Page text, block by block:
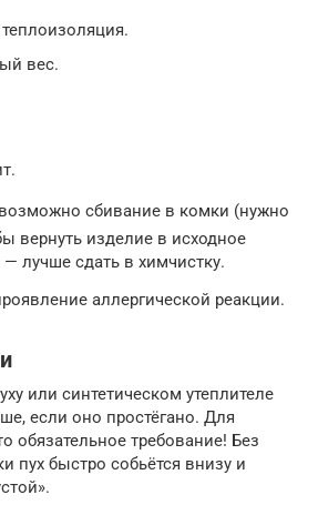
вес.
сбивание в комки (нужно
вернуть изделие в исходное
лучше сдать в химчистку.
аллергической реакции.
или синтетическом утеплителе
если оно простёгано. Для
обязательное требование! Без
пух быстро собьётся внизу и